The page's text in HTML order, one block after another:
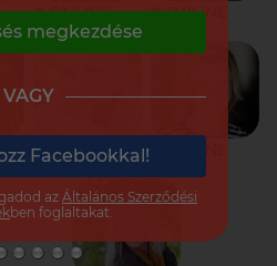
ONLINE ONLINE
ONLINE
megkezdése
VAGY
Facebookkal!
az Általános Szerződési
ben foglaltakat.